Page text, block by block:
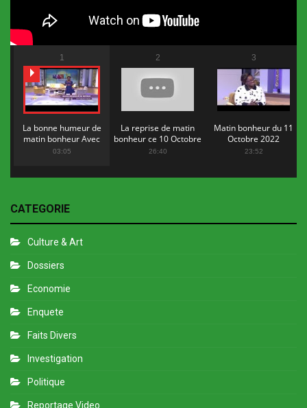
1
La bonne humeur de
matin bonheur Avec
Flopy Mendosa
03:05
2
La reprise de matin
bonheur ce 10 Octobre
2022
26:40
3
Matin bonheur du 11
Octobre 2022
23:52
CATEGORIE
Culture & Art
Dossiers
Economie
Enquete
Faits Divers
Investigation
Politique
Reportage Video